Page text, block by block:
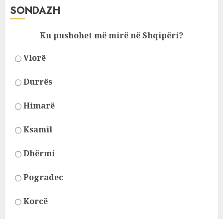
SONDAZH
Ku pushohet më mirë në Shqipëri?
Vlorë
Durrës
Himarë
Ksamil
Dhërmi
Pogradec
Korcë